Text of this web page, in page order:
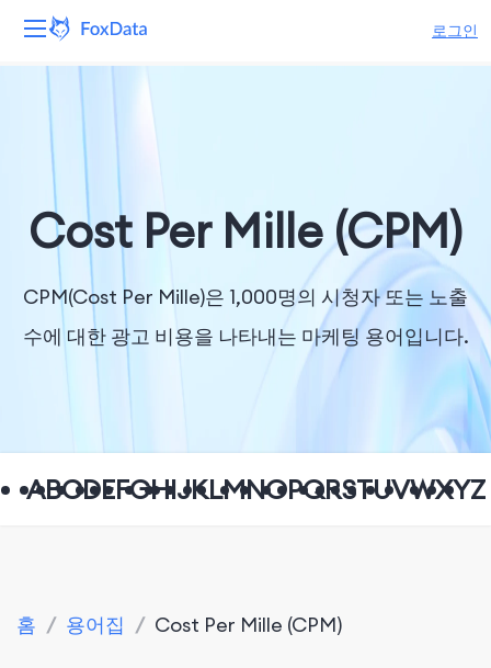
로그인
제품
솔루션
Cost Per Mille (CPM)
CPM(Cost Per Mille)은 1,000명의 시청자 또는 노출
수에 대한 광고 비용을 나타내는 마케팅 용어입니다.
ABCDEFGHIJKLMNOPQRSTUVWXYZ
홈 / 용어집 / Cost Per Mille (CPM)